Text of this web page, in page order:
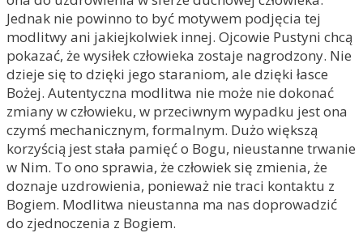
Jednak nie powinno to być motywem podjęcia tej
modlitwy ani jakiejkolwiek innej. Ojcowie Pustyni chcą
pokazać, że wysiłek człowieka zostaje nagrodzony. Nie
dzieje się to dzięki jego staraniom, ale dzięki łasce
Bożej. Autentyczna modlitwa nie może nie dokonać
zmiany w człowieku, w przeciwnym wypadku jest ona
czymś mechanicznym, formalnym. Dużo większą
korzyścią jest stała pamięć o Bogu, nieustanne trwanie
w Nim. To ono sprawia, że człowiek się zmienia, że
doznaje uzdrowienia, ponieważ nie traci kontaktu z
Bogiem. Modlitwa nieustanna ma nas doprowadzić
do zjednoczenia z Bogiem.